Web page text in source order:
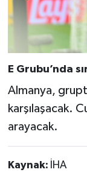
E Grubu’nda
Almanya,
karşılaşacak.
arayacak.
Kaynak: İHA